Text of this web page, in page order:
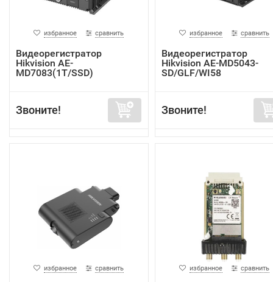
избранное сравнить
Видеорегистратор
Hikvision AE-
MD7083(1T/SSD)
Звоните!
избранное сравнить
Видеорегистратор
Hikvision AE-MD5043-
SD/GLF/WI58
Звоните!
избранное сравнить избранное сравнить